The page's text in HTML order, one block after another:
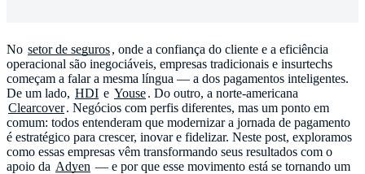
No setor de seguros, onde a confiança do cliente e a eficiência
operacional são inegociáveis, empresas tradicionais e insurtechs
começam a falar a mesma língua — a dos pagamentos inteligentes.
De um lado, HDI e Youse. Do outro, a norte-americana
Clearcover. Negócios com perfis diferentes, mas um ponto em
comum: todos entenderam que modernizar a jornada de pagamento
é estratégico para crescer, inovar e fidelizar. Neste post, exploramos
como essas empresas vêm transformando seus resultados com o
apoio da Adyen — e por que esse movimento está se tornando um